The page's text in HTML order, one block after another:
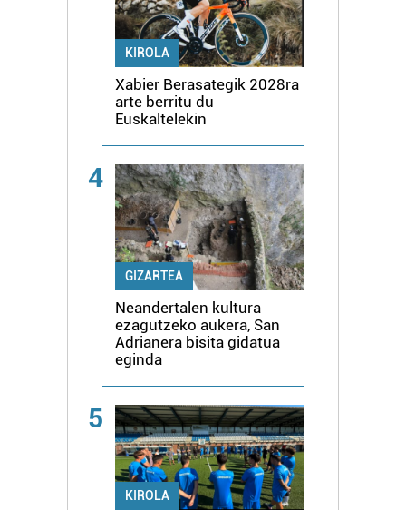
KIROLA
Xabier Berasategik 2028ra
arte berritu du
Euskaltelekin
4
GIZARTEA
Neandertalen kultura
ezagutzeko aukera, San
Adrianera bisita gidatua
eginda
5
KIROLA